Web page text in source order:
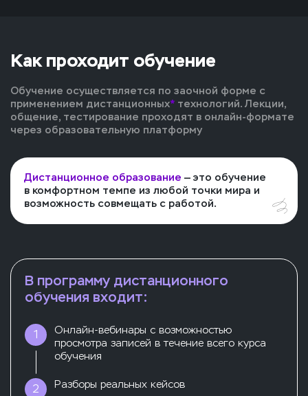
Как проходит обучение
Обучение осуществляется по заочной форме с
применением дистанционных* технологий. Лекции,
общение, тестирование проходят в онлайн-формате
через образовательную платформу
Дистанционное образование — это обучение
в комфортном темпе из любой точки мира и
возможность совмещать с работой.
В программу дистанционного
обучения входит:
1
Онлайн-вебинары с возможностью
просмотра записей в течение всего курса
обучения
2 Разборы реальных кейсов